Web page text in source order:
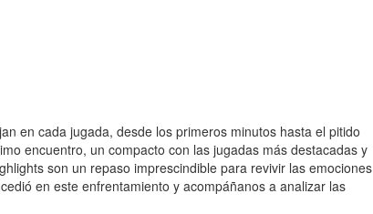
en cada jugada, desde los primeros minutos hasta el pitido
encuentro, un compacto con las jugadas más destacadas y
son un repaso imprescindible para revivir las emociones
en este enfrentamiento y acompáñanos a analizar las